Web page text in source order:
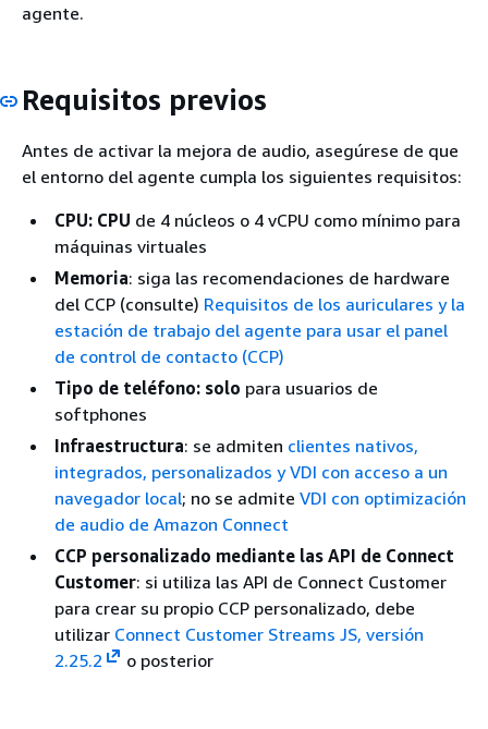
agente.
Requisitos previos
Antes de activar la mejora de audio, asegúrese de que
el entorno del agente cumpla los siguientes requisitos:
CPU: CPU de 4 núcleos o 4 vCPU como mínimo para
máquinas virtuales
Memoria: siga las recomendaciones de hardware
del CCP (consulte) Requisitos de los auriculares y la
estación de trabajo del agente para usar el panel
de control de contacto (CCP)
Tipo de teléfono: solo para usuarios de
softphones
Infraestructura: se admiten clientes nativos,
integrados, personalizados y VDI con acceso a un
navegador local; no se admite VDI con optimización
de audio de Amazon Connect
CCP personalizado mediante las API de Connect
Customer: si utiliza las API de Connect Customer
para crear su propio CCP personalizado, debe
utilizar Connect Customer Streams JS, versión
2.25.2
o posterior